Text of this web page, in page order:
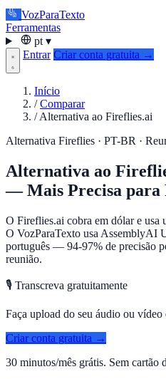
VozParaTexto
Ferramentas
pt ▾
Entrar Criar conta gratuita →
Início
/ Comparar
/ Alternativa ao Fireflies.ai
Alternativa Fireflies · PT-BR ·
Alternativa ao
— Mais Precisa para
O Fireflies.ai cobra em dólar e
O VozParaTexto usa AssemblyAI
português — 94-97% de precisão
reunião.
🎙️ Transcreva gratuitamente
Faça upload do seu áudio ou vídeo
Criar conta gratuita →
30 minutos/mês grátis. Sem cartão